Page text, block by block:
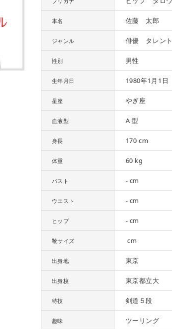
本名 佐藤 太郎
ジャンル 俳優 タレント
性別 男性
生年月日 1980年1月1日
星座 やぎ座
血液型 A 型
身長 170 cm
体重 60 kg
バスト - cm
ウエスト - cm
ヒップ - cm
靴サイズ cm
出身地 東京
出身校 東京都立大
特技 剣道５段
趣味 ツーリング